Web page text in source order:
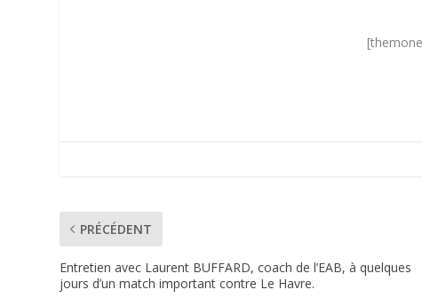
PRÉCÉDENT
Entretien avec Laurent BUFFARD, coach de l’EAB, à quelques
jours d’un match important contre Le Havre.